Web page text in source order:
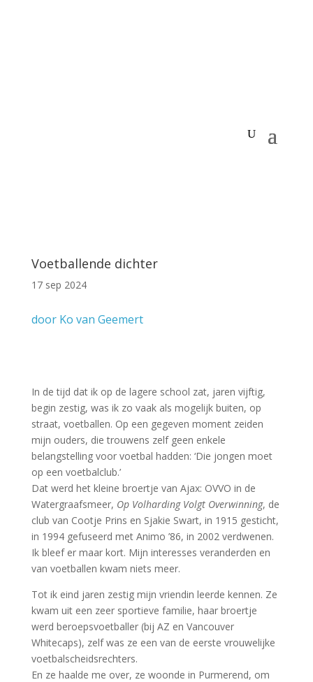
Voetballende dichter
17 sep 2024
door Ko van Geemert
In de tijd dat ik op de lagere school zat, jaren vijftig,
begin zestig, was ik zo vaak als mogelijk buiten, op
straat, voetballen. Op een gegeven moment zeiden
mijn ouders, die trouwens zelf geen enkele
belangstelling voor voetbal hadden: ‘Die jongen moet
op een voetbalclub.’
Dat werd het kleine broertje van Ajax: OVVO in de
Watergraafsmeer, Op Volharding Volgt Overwinning, de
club van Cootje Prins en Sjakie Swart, in 1915 gesticht,
in 1994 gefuseerd met Animo ’86, in 2002 verdwenen.
Ik bleef er maar kort. Mijn interesses veranderden en
van voetballen kwam niets meer.
Tot ik eind jaren zestig mijn vriendin leerde kennen. Ze
kwam uit een zeer sportieve familie, haar broertje
werd beroepsvoetballer (bij AZ en Vancouver
Whitecaps), zelf was ze een van de eerste vrouwelijke
voetbalscheidsrechters.
En ze haalde me over, ze woonde in Purmerend, om